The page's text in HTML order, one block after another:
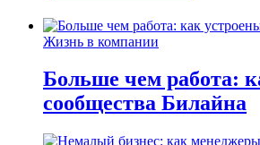
Жизнь в компании
Больше чем работа:
сообщества Билайна